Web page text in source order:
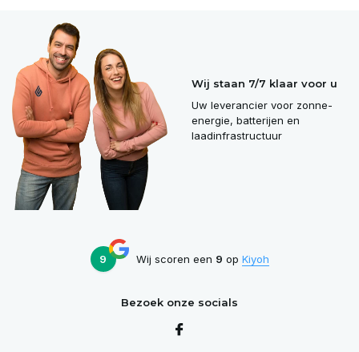
Wij staan 7/7 klaar voor u
Uw leverancier voor zonne-
energie, batterijen en
laadinfrastructuur
9 Wij scoren een 9 op Kiyoh
Bezoek onze socials